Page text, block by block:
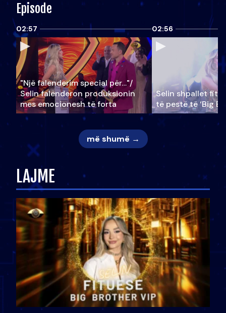
Episode
02:57
"Një falenderim special për…"/
Selin falënderon produksionin
mes emocionesh të forta
02:56
Selin shpallet
të pestë të ‘Big
më shumë →
LAJME